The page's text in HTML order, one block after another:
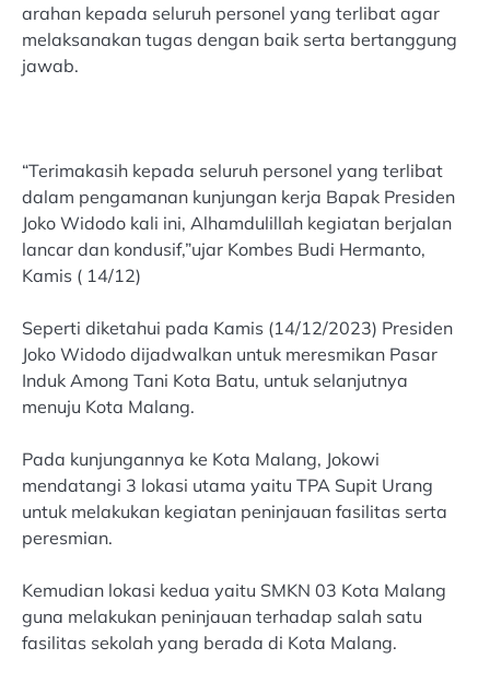
arahan kepada seluruh personel yang terlibat agar
melaksanakan tugas dengan baik serta bertanggung
jawab.
“Terimakasih kepada seluruh personel yang terlibat
dalam pengamanan kunjungan kerja Bapak Presiden
Joko Widodo kali ini, Alhamdulillah kegiatan berjalan
lancar dan kondusif,”ujar Kombes Budi Hermanto,
Kamis ( 14/12)
Seperti diketahui pada Kamis (14/12/2023) Presiden
Joko Widodo dijadwalkan untuk meresmikan Pasar
Induk Among Tani Kota Batu, untuk selanjutnya
menuju Kota Malang.
Pada kunjungannya ke Kota Malang, Jokowi
mendatangi 3 lokasi utama yaitu TPA Supit Urang
untuk melakukan kegiatan peninjauan fasilitas serta
peresmian.
Kemudian lokasi kedua yaitu SMKN 03 Kota Malang
guna melakukan peninjauan terhadap salah satu
fasilitas sekolah yang berada di Kota Malang.